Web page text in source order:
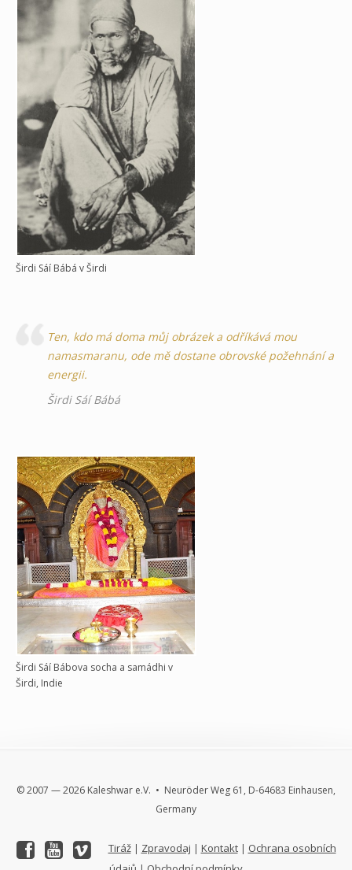
Širdi Sáí Bábá v Širdi
Ten, kdo má doma můj obrázek a odříkává mou
namasmaranu, ode mě dostane obrovské požehnání a
energii.
Širdi Sáí Bábá
Širdi Sáí Bábova socha a samádhi v
Širdi, Indie
© 2007 — 2026 Kaleshwar e.V. • Neuröder Weg 61, D-64683 Einhausen,
Germany
Tiráž| Zpravodaj | Kontakt| Ochrana osobních